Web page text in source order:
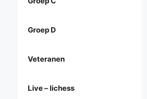
Groep D
Veteranen
Live – lichess